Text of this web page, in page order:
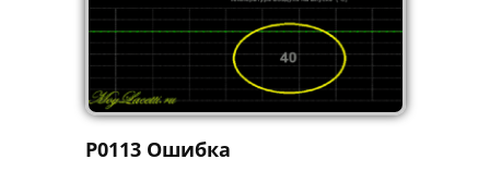
P0113 Ошибка